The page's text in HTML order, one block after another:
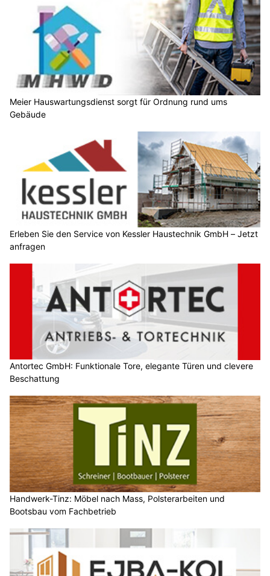
Meier Hauswartungsdienst sorgt für Ordnung rund ums
Gebäude
Erleben Sie den Service von Kessler Haustechnik GmbH – Jetzt
anfragen
Antortec GmbH: Funktionale Tore, elegante Türen und clevere
Beschattung
Handwerk-Tinz: Möbel nach Mass, Polsterarbeiten und
Bootsbau vom Fachbetrieb